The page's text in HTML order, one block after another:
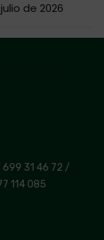
de 2026
699 31 46 72 /
114 085